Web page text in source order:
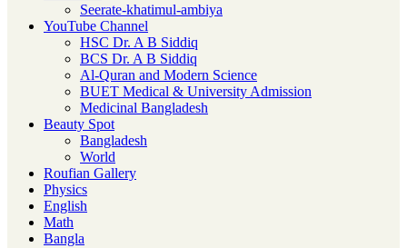
Seerate-khatimul-ambiya
YouTube Channel
HSC Dr. A B Siddiq
BCS Dr. A B Siddiq
Al-Quran and Modern Science
BUET Medical & University Admission
Medicinal Bangladesh
Beauty Spot
Bangladesh
World
Roufian Gallery
Physics
English
Math
Bangla